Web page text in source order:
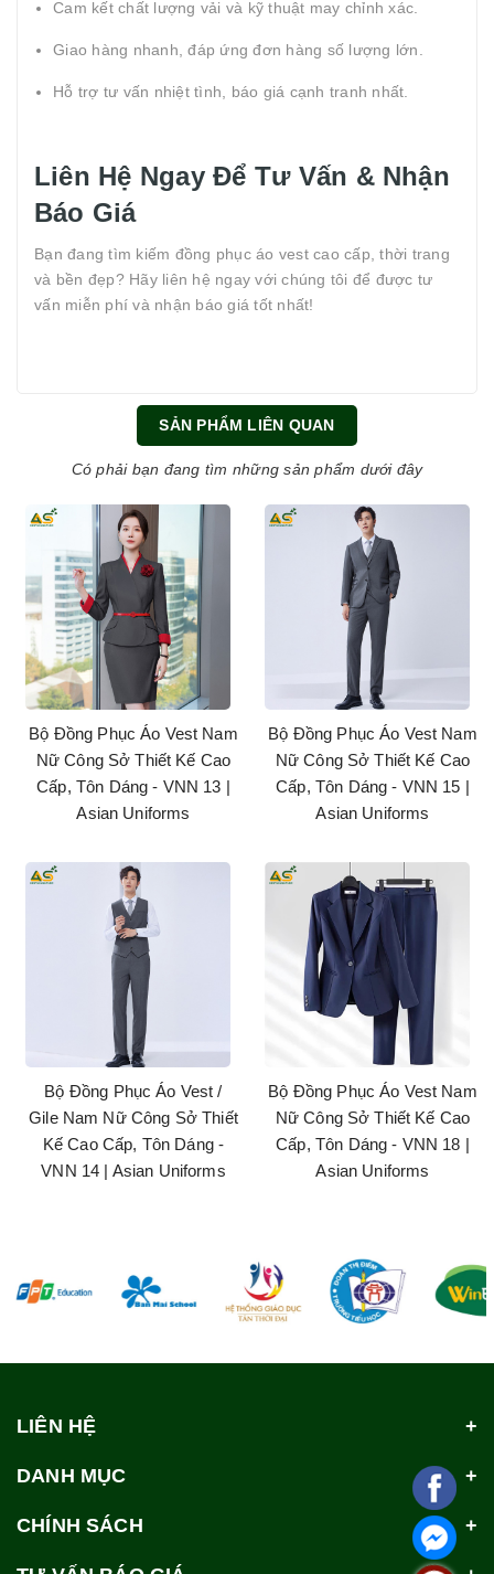
Cam kết chất lượng vải và kỹ thuật may chỉnh xác.
Giao hàng nhanh, đáp ứng đơn hàng số lượng lớn.
Hỗ trợ tư vấn nhiệt tình, báo giá cạnh tranh nhất.
Liên Hệ Ngay Để Tư Vấn & Nhận
Báo Giá
Bạn đang tìm kiếm đồng phục áo vest cao cấp, thời trang
và bền đẹp? Hãy liên hệ ngay với chúng tôi để được tư
vấn miễn phí và nhận báo giá tốt nhất!
SẢN PHẨM LIÊN QUAN
Có phải bạn đang tìm những sản phẩm dưới đây
Bộ Đồng Phục Áo Vest Nam
Nữ Công Sở Thiết Kế Cao
Cấp, Tôn Dáng - VNN 13 |
Asian Uniforms
Bộ Đồng Phục Áo Vest /
Gile Nam Nữ Công Sở Thiết
Kế Cao Cấp, Tôn Dáng -
VNN 14 | Asian Uniforms
Bộ Đồng Phục Áo Vest Nam
Nữ Công Sở Thiết Kế Cao
Cấp, Tôn Dáng - VNN 15 |
Asian Uniforms
Bộ Đồng Phục Áo Vest Nam
Nữ Công Sở Thiết Kế Cao
Cấp, Tôn Dáng - VNN 18 |
Asian Uniforms
LIÊN HỆ
DANH MỤC
CHÍNH SÁCH